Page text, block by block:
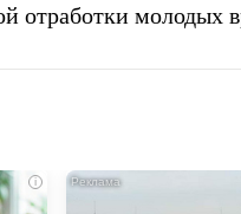
отработки молодых
i